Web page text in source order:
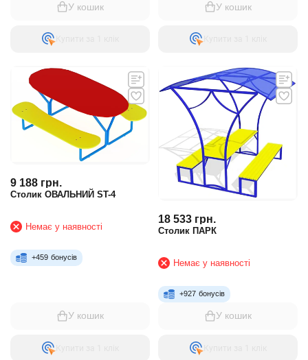
У кошик
Купити за 1 клiк
У кошик
Купити за 1 клiк
9 188 грн.
Столик ОВАЛЬНИЙ ST-4
Немає у наявності
+459 бонусів
У кошик
18 533 грн.
Столик ПАРК
Немає у наявності
+927 бонусів
У кошик